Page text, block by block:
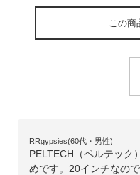
この商
RRgypsies(60代・男性)
PELTECH（ペルテック
めです。20インチなの